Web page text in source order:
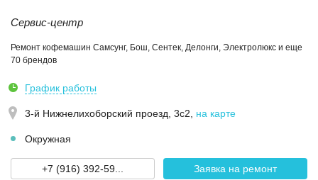
Сервис-центр
Ремонт кофемашин Самсунг, Бош, Сентек, Делонги, Электролюкс и еще
70 брендов
График работы
3-й Нижнелихоборский проезд, 3с2 на карте
Окружная
+7 (916) 392-59... Заявка на ремонт